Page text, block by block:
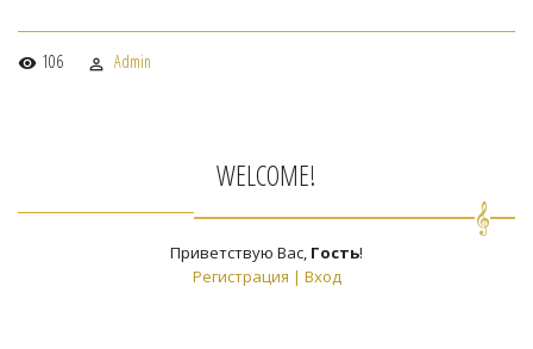
106 Admin
WELCOME!
Приветствую Вас, Гость!
Регистрация | Вход